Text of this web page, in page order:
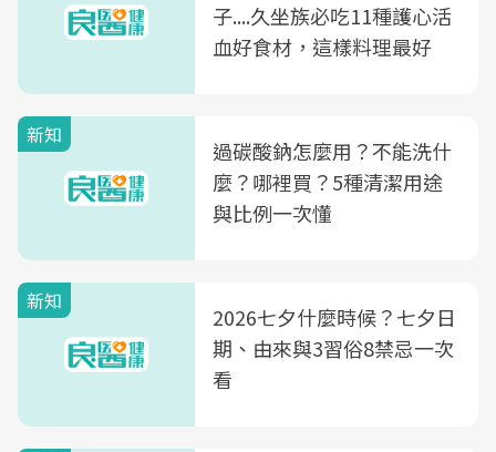
子....久坐族必吃11種護心活
血好食材，這樣料理最好
新知
過碳酸鈉怎麼用？不能洗什
麼？哪裡買？5種清潔用途
與比例一次懂
新知
2026七夕什麼時候？七夕日
期、由來與3習俗8禁忌一次
看